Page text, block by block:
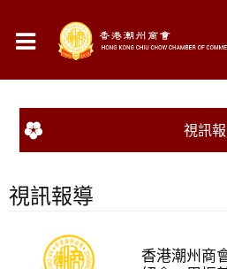
視訊
視訊報導
香港潮州商